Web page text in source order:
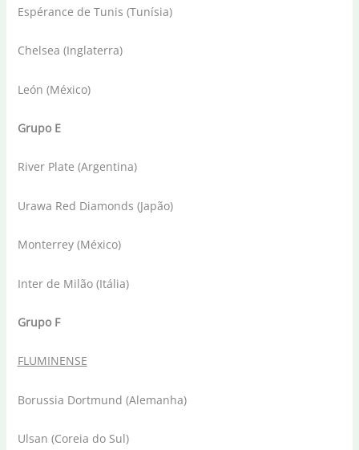
Espérance de Tunis (Tunísia)
Chelsea (Inglaterra)
León (México)
Grupo E
River Plate (Argentina)
Urawa Red Diamonds (Japão)
Monterrey (México)
Inter de Milão (Itália)
Grupo F
FLUMINENSE
Borussia Dortmund (Alemanha)
Ulsan (Coreia do Sul)